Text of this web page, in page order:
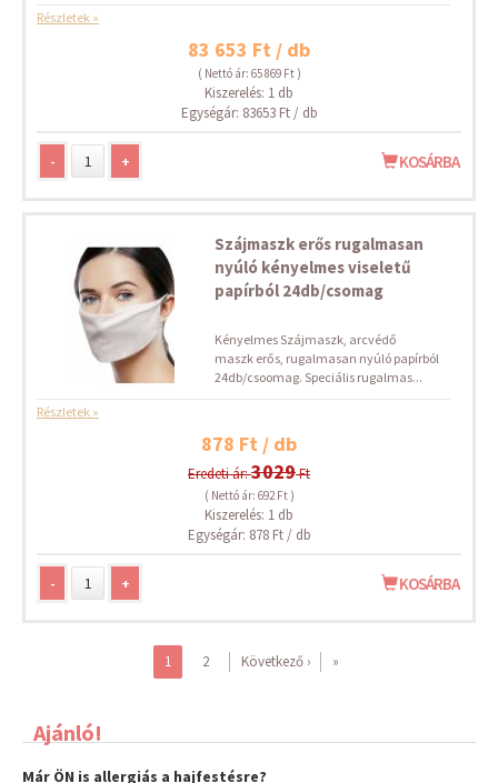
Részletek »
83 653 Ft / db
( Nettó ár: 65 869 Ft )
Kiszerelés: 1 db
Egységár: 83653 Ft / db
- + KOSÁRBA
Szájmaszk erős rugalmasan
nyúló kényelmes viseletű
papírból 24db/csomag
Kényelmes Szájmaszk, arcvédő
maszk erős, rugalmasan nyúló papírból
24db/csoomag. Speciális rugalmas...
Részletek »
878 Ft / db
Eredeti ár:3029Ft
( Nettó ár: 692 Ft )
Kiszerelés: 1 db
Egységár: 878 Ft / db
- + KOSÁRBA
1 2 Következő › »
Ajánló!
Már ÖN is allergiás a hajfestésre?